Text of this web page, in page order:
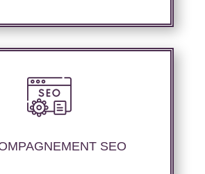
SEO
de suivi de positionnement
permettant d’apprécier la